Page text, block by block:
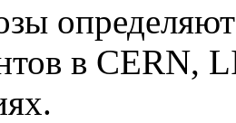
в CERN,